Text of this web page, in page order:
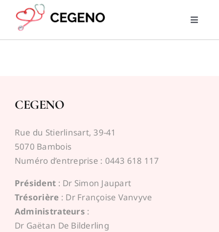
content
Toggle
RML
Trouver un médecin
Liens utiles
CEGENO
Rue du Stierlinsart, 39-41
5070 Bambois
Numéro d’entreprise : 0443 618 117
Président : Dr Simon Jaupart
Trésorière : Dr Françoise Vanvyve
Administrateurs :
Dr Gaëtan De Bilderling